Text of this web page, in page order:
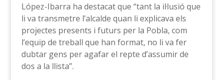
López-Ibarra ha destacat que “tant la il·lusió que
li va transmetre l’alcalde quan li explicava els
projectes presents i futurs per la Pobla, com
l’equip de treball que han format, no li va fer
dubtar gens per agafar el repte d’assumir de
dos a la llista”.